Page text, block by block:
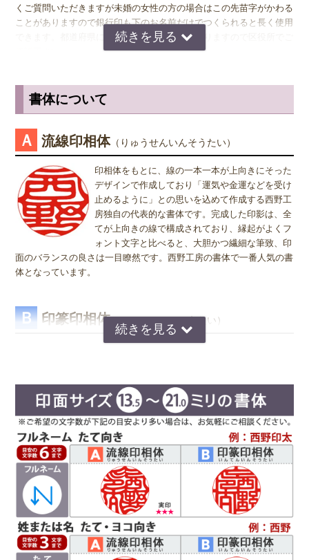
屋久杉印材は、湿気等過酷な環境に耐え抜くよう他の木にはないほど
の多量の樹脂を含み、腐敗の脅威から免れています。
この技術を用いることで、従来、スギ材の欠点であった素材の柔らか
さ、非均質性を克服し、丈夫で傷が付きにくく、印鑑の素材として十
分すぎるほどの強度を得ることができました。
また、木材繊維をそのままの形で残していることから印鑑として最も
大切な「綺麗な印影」を得ることができるのです。
銀行印の男性用は、16.5ミリがおすすめです。女性用は、13.5ミリ
小さ目の10.5ミリが無難かもしれません。女性用は、10.5ミリがおす
すめです。
※実印・銀行印・認印の表記は、当店で分類上分けさせて頂いており
ますが、銀行印をご注文された場合でも、実印や認印として、また
も問題ありません。ご使用用途は、お客様のご判断でご使用頂けま
す。
くご質問いただきますが未婚の女性の方の場合はこの先苗字がかわる
ことがありますので銀行印も下のお名前だけでつくられると長く使用
できます。都道府県により登録できない所もありますので区役所でご
が書いてあるのか読めるほうがいいかと思いますので当店では風格を
出すならテンショ体、味わい深いものなら読みやすい印相体をオスス
姓または名で、漢字1文字のお客様
『書体』をお選び頂く際、漢字一文字のお客様の場合は "たて" "ヨ
コ" どちらを選択すればよいのかお問い合わせを頂きます。 "たて"
"ヨコ" どちらを選んで頂いても、選択によりデザインが変わること
はございませんので "たて" "ヨコ" どちらかをご選択願います。
書体について
Ａ 流線印相体（りゅうせんいんそうたい）
印相体をもとに、線の一本一本が上向きにそった
デザインで作成しており「運気や金運などを受け
止めるように」との思いを込めて作成する西野工
房独自の代表的な書体です。完成した印影は、全
てが上向きの線で構成されており、縁起がよくフ
ォント文字と比べると、大胆かつ繊細な筆致、印
面のバランスの良さは一目瞭然です。西野工房の書体で一番人気の書
体となっています。
Ｂ 印篆印相体 （いんてんいんそうたい）
ンスをとるのが難しいのですが、独自の作風で文
字を折り曲げ、空間を埋めるデザインが特徴で
す。直線基調の印影は、気品があり上品な印象で
好まれています。定評のある西野センスで全体のバランスを整え枠内
に収めます。
Ｃ 読 みやすい 印相体(よみやすいいんそうたい)
印相体を読みやすくした西野工房独自の書体で
す。認印によく使用され、他の書体より判読性が
高い書体になり、社内文書などの確認印としての